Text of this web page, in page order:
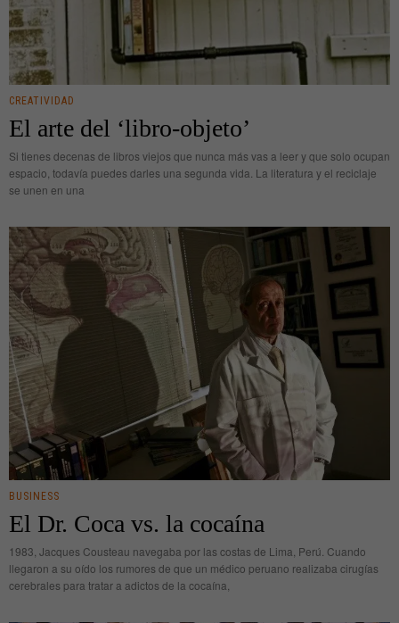
CREATIVIDAD
El arte del ‘libro-objeto’
Si tienes decenas de libros viejos que nunca más vas a leer y que solo ocupan
espacio, todavía puedes darles una segunda vida. La literatura y el reciclaje
se unen en una
BUSINESS
El Dr. Coca vs. la cocaína
1983, Jacques Cousteau navegaba por las costas de Lima, Perú. Cuando
llegaron a su oído los rumores de que un médico peruano realizaba cirugías
cerebrales para tratar a adictos de la cocaína,